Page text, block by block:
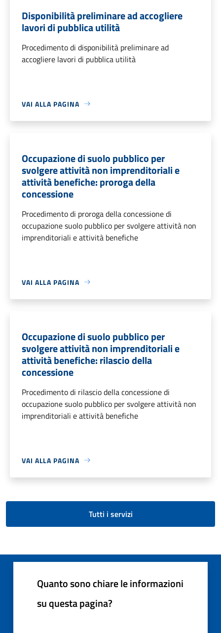
Disponibilità preliminare ad accogliere
lavori di pubblica utilità
Procedimento di disponibilità preliminare ad
accogliere lavori di pubblica utilità
VAI ALLA PAGINA
Occupazione di suolo pubblico per
svolgere attività non imprenditoriali e
attività benefiche: proroga della
concessione
Procedimento di proroga della concessione di
occupazione suolo pubblico per svolgere attività non
imprenditoriali e attività benefiche
VAI ALLA PAGINA
Occupazione di suolo pubblico per
svolgere attività non imprenditoriali e
attività benefiche: rilascio della
concessione
Procedimento di rilascio della concessione di
occupazione suolo pubblico per svolgere attività non
imprenditoriali e attività benefiche
VAI ALLA PAGINA
Tutti i servizi
Quanto sono chiare le informazioni
su questa pagina?